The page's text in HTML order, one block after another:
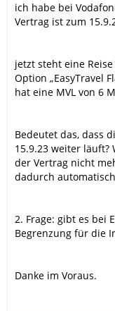
ich habe bei
Vertrag ist zum
jetzt steht eine
Option „EasyTravel
hat eine MVL von 6
Bedeutet das, dass
15.9.23 weiter läuft?
der Vertrag nicht
dadurch
2. Frage: gibt es bei
Begrenzung für die
Danke im Voraus.